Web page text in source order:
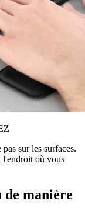
sur les surfaces.
l'endroit où vous
de manière